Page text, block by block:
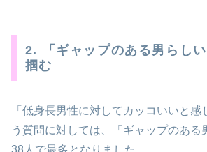
2. 「ギャップのある男らし
掴む
「低身長男性に対してカッコいいと
う質問に対しては、「ギャップのある
38人で最多となりました。